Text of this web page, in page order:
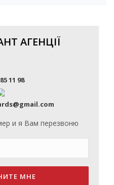
АГЕНЦІЇ
11 98
и я Вам перезвоню
МНЕ